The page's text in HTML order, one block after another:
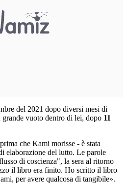
del 2021 dopo diversi mesi di
vuoto dentro di lei, dopo 11
che Kami morisse - è stata
elaborazione del lutto. Le parole
di coscienza", la sera al ritorno
il libro era finito. Ho scritto il libro
per avere qualcosa di tangibile».